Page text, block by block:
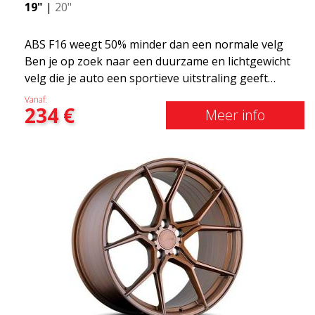
19" | 20"
ABS F16 weegt 50% minder dan een normale velg
Ben je op zoek naar een duurzame en lichtgewicht
velg die je auto een sportieve uitstraling geeft
zonder het shirt te kosten? ABS F16 is onze eigen
poging om kwaliteitsbewuste klanten te voorzien
van een velg die profiteert van de nieuwste
productie. De velgen van de toekomst zijn een
gebied waar de ontwikkeling snel vordert en ABS
F16 staat echt op de voorgrond!
Vanaf:
234€ Meer info